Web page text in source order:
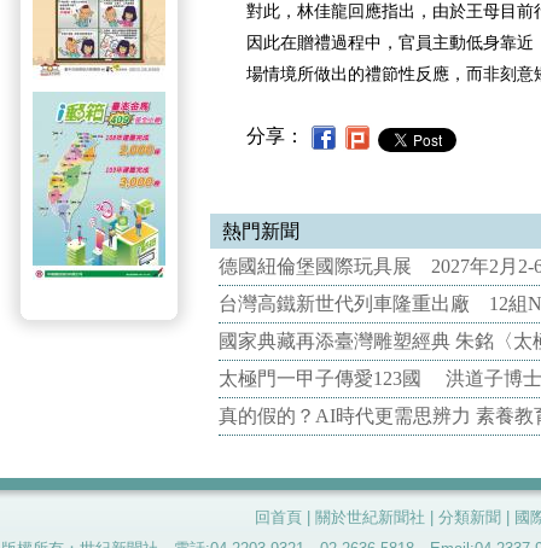
對此，林佳龍回應指出，由於王母目
因此在贈禮過程中，官員主動低身靠
場情境所做出的禮節性反應，而非刻意
分享：
熱門新聞
德國紐倫堡國際玩具展 2027年2月2-
台灣高鐵新世代列車隆重出廠 12組
國家典藏再添臺灣雕塑經典 朱銘〈
太極門一甲子傳愛123國 洪道子博
真的假的？AI時代更需思辨力 素養
回首頁 關於世紀新聞社 分類新聞
國